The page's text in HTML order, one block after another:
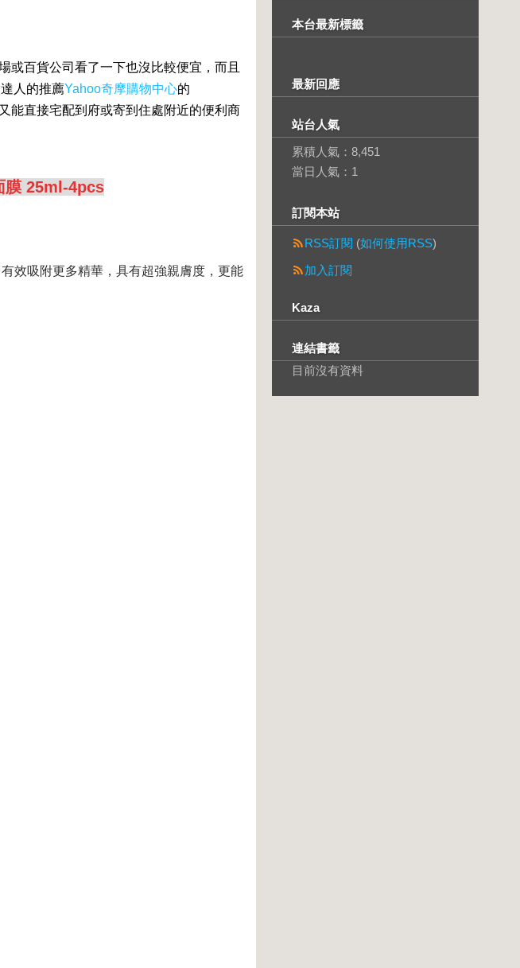
或百貨公司看了一下也沒比較便宜，而且
人的推薦Yahoo奇摩購物中心的
能直接宅配到府或寄到住處附近的便利商
膜 25ml-4pcs
效吸附更多精華，具有超強親膚度，更能
本台最新標籤
最新回應
站台人氣
累積人氣： 8,451
當日人氣： 1
訂閱本站
RSS訂閱 (如何使用RSS)
加入訂閱
Kaza
連結書籤
目前沒有資料